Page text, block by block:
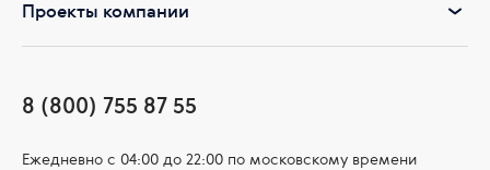
Проекты компании
8 (800) 755 87 55
Ежедневно c 04:00 до 22:00 по московскому времени